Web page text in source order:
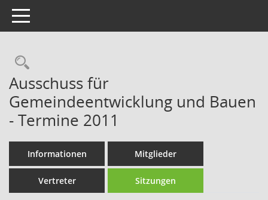
Toggle navigation
Rechercheauswahl
Ausschuss für
Gemeindeentwicklung und Bauen
- Termine 2011
Informationen Mitglieder
Vertreter Sitzungen